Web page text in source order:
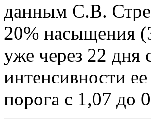
данным С.В.
20% насыщения
уже через 22 дня
интенсивности
порога с 1,07 до